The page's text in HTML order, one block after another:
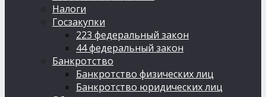
Налоги
Госзакупки
223 федеральный закон
44 федеральный закон
Банкротство
Банкротство физических лиц
Банкротство юридических лиц